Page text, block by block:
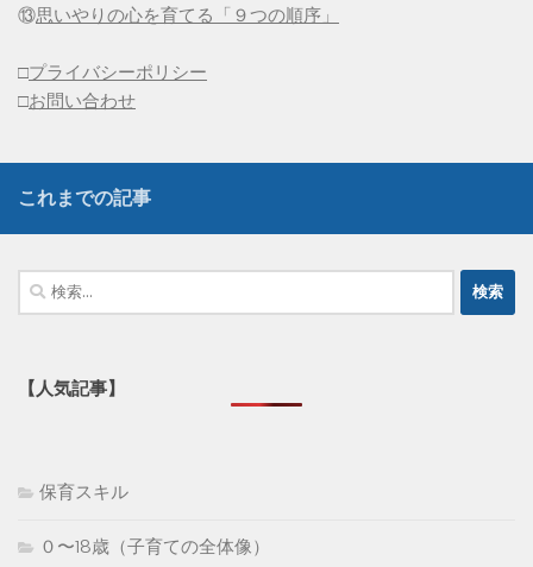
⑬思いやりの心を育てる「９つの順序」
□プライバシーポリシー
□お問い合わせ
これまでの記事
検
索:
【人気記事】
保育スキル
０〜18歳（子育ての全体像）